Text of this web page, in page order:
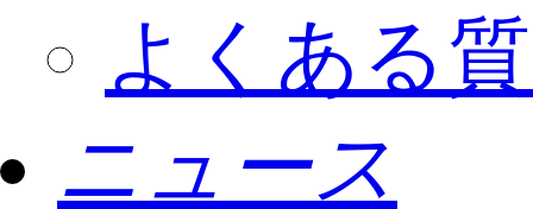
よくある
ニュース